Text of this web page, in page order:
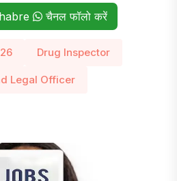
चैनल फॉलो करें
Drug Inspector
Legal Officer